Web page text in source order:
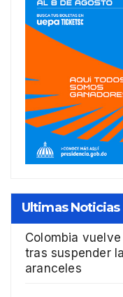
Ultimas Noticias
Colombia
tras suspender
aranceles